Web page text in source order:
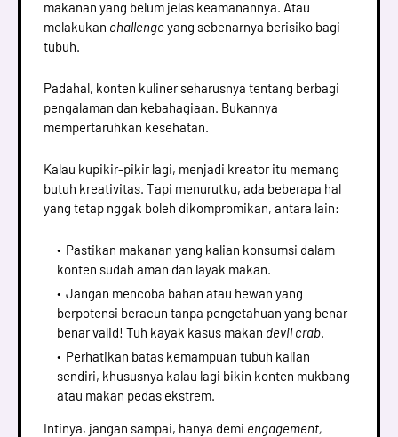
makanan yang belum jelas keamanannya. Atau
melakukan challengeyang sebenarnya berisiko bagi
tubuh.
Padahal, konten kuliner seharusnya tentang berbagi
pengalaman dan kebahagiaan. Bukannya
mempertaruhkan kesehatan.
Kalau kupikir-pikir lagi, menjadi kreator itu memang
butuh kreativitas. Tapi menurutku, ada beberapa hal
yang tetap nggak boleh dikompromikan, antara lain:
Pastikan makanan yang kalian konsumsi dalam
konten sudah aman dan layak makan.
Jangan mencoba bahan atau hewan yang
berpotensi beracun tanpa pengetahuan yang benar-
benar valid! Tuh kayak kasus makan devil crab.
Perhatikan batas kemampuan tubuh kalian
sendiri, khususnya kalau lagi bikin konten mukbang
atau makan pedas ekstrem.
Intinya, jangan sampai, hanya demi engagement,